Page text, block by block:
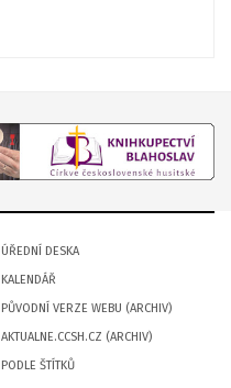
ÚŘEDNÍ DESKA
KALENDÁŘ
PŮVODNÍ VERZE WEBU (ARCHIV)
AKTUALNE.CCSH.CZ (ARCHIV)
PODLE ŠTÍTKŮ